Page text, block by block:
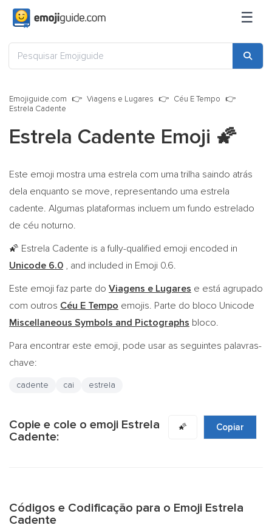
☰
Emojiguide.com Viagens e Lugares
Céu E Tempo
Estrela Cadente
Estrela Cadente Emoji 🌠
Este emoji mostra uma estrela com uma trilha saindo atrás
dela enquanto se move, representando uma estrela
cadente. Algumas plataformas incluem um fundo estrelado
de céu noturno.
🌠 Estrela Cadente is a fully-qualified emoji encoded in
Unicode 6.0 , and included in Emoji 0.6.
Este emoji faz parte do Viagens e Lugares e está agrupado
com outros Céu E Tempo emojis. Parte do bloco Unicode
Miscellaneous Symbols and Pictographs bloco.
Para encontrar este emoji, pode usar as seguintes palavras-
chave:
cadente cai estrela
Copie e cole o emoji Estrela
Cadente:
🌠 Copiar
Códigos e Codificação para o Emoji Estrela
Cadente